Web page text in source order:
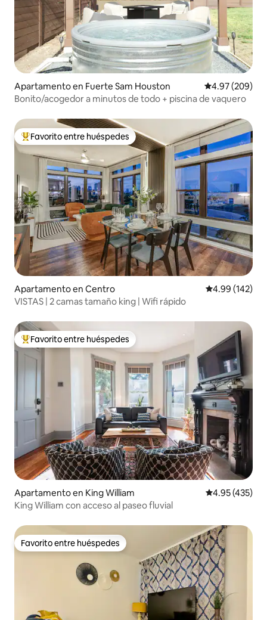
Apartamento en Fuerte Sam Houston Calificación
4.97 (209)
Bonito/acogedor a minutos de todo + piscina de vaquero
Favorito entre huéspedes preferido
Favorito entre huéspedes
Apartamento en Centro Calificación
4.99 (142)
VISTAS | 2 camas tamaño king | Wifi rápido
Favorito entre huéspedes preferido
Favorito entre huéspedes
Apartamento en King William Calificación
4.95 (435)
King William con acceso al paseo fluvial
Favorito entre huéspedes
Favorito entre huéspedes